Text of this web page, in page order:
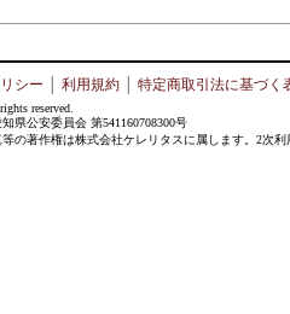
シー 利用規約 特定商取引法に基づく
reserved.
県公安委員会 第541160708300号
の著作権は株式会社ケレリタスに属します。2次